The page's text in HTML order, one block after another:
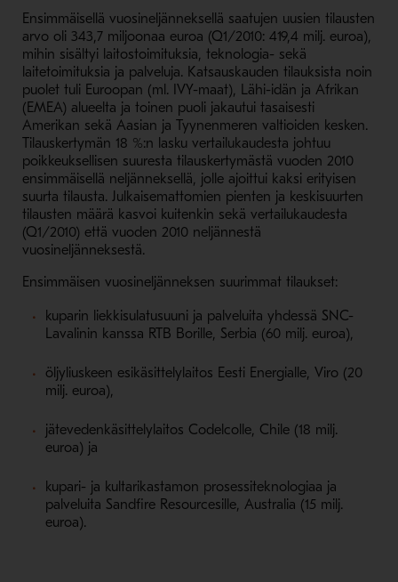
Ensimmäisellä vuosineljänneksellä saatujen uusien tilausten
arvo oli 343,7 miljoonaa euroa (Q1/2010: 419,4 milj. euroa),
mihin sisältyi laitostoimituksia, teknologia- sekä
laitetoimituksia ja palveluja. Katsauskauden tilauksista noin
puolet tuli Euroopan (ml. IVY-maat), Lähi-idän ja Afrikan
(EMEA) alueelta ja toinen puoli jakautui tasaisesti
Amerikan sekä Aasian ja Tyynenmeren valtioiden kesken.
Tilauskertymän 18 %:n lasku vertailukaudesta johtuu
poikkeuksellisen suuresta tilauskertymästä vuoden 2010
ensimmäisellä neljänneksellä, jolle ajoittui kaksi erityisen
suurta tilausta. Julkaisemattomien pienten ja keskisuurten
tilausten määrä kasvoi kuitenkin sekä vertailukaudesta
(Q1/2010) että vuoden 2010 neljännestä
vuosineljänneksestä.
Ensimmäisen vuosineljänneksen suurimmat tilaukset:
kuparin liekkisulatusuuni ja palveluita yhdessä SNC-
Lavalinin kanssa RTB Borille, Serbia (60 milj. euroa),
öljyliuskeen esikäsittelylaitos Eesti Energialle, Viro (20
milj. euroa),
jätevedenkäsittelylaitos Codelcolle, Chile (18 milj.
euroa) ja
kupari- ja kultarikastamon prosessiteknologiaa ja
palveluita Sandfire Resourcesille, Australia (15 milj.
euroa).